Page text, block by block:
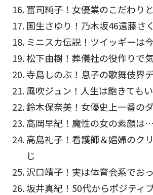
富司純子！女優業のこだわり
国生さゆり！乃木坂46遠藤さ
ミニスカ伝説！ツイッギーは
松下由樹！葬儀社の役作りで
寺島しのぶ！息子の歌舞伎界
風吹ジュン！人生は飽きても
鈴木保奈美！女優史上一番の
高岡早紀！魔性の女の素顔
高島礼子！看護師＆娼婦のク
じ
沢口靖子！実は体育会系でお
坂井真紀！50代からポジティ